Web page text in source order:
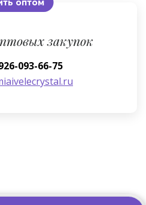
оптом
закупок
093-66-75